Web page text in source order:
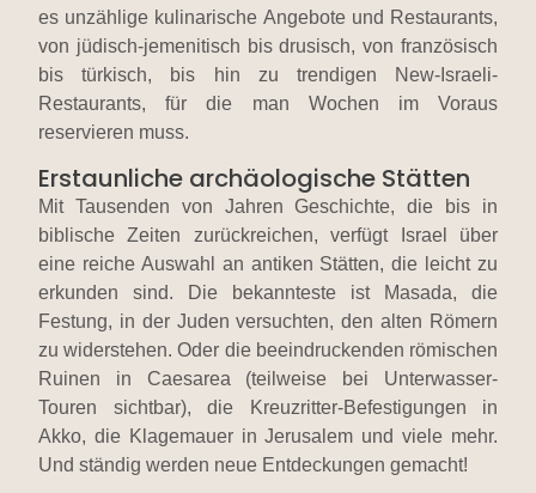
es unzählige kulinarische Angebote und Restaurants,
von jüdisch-jemenitisch bis drusisch, von französisch
bis türkisch, bis hin zu trendigen New-Israeli-
Restaurants, für die man Wochen im Voraus
reservieren muss.
Erstaunliche archäologische Stätten
Mit Tausenden von Jahren Geschichte, die bis in
biblische Zeiten zurückreichen, verfügt Israel über
eine reiche Auswahl an antiken Stätten, die leicht zu
erkunden sind. Die bekannteste ist Masada, die
Festung, in der Juden versuchten, den alten Römern
zu widerstehen. Oder die beeindruckenden römischen
Ruinen in Caesarea (teilweise bei Unterwasser-
Touren sichtbar), die Kreuzritter-Befestigungen in
Akko, die Klagemauer in Jerusalem und viele mehr.
Und ständig werden neue Entdeckungen gemacht!